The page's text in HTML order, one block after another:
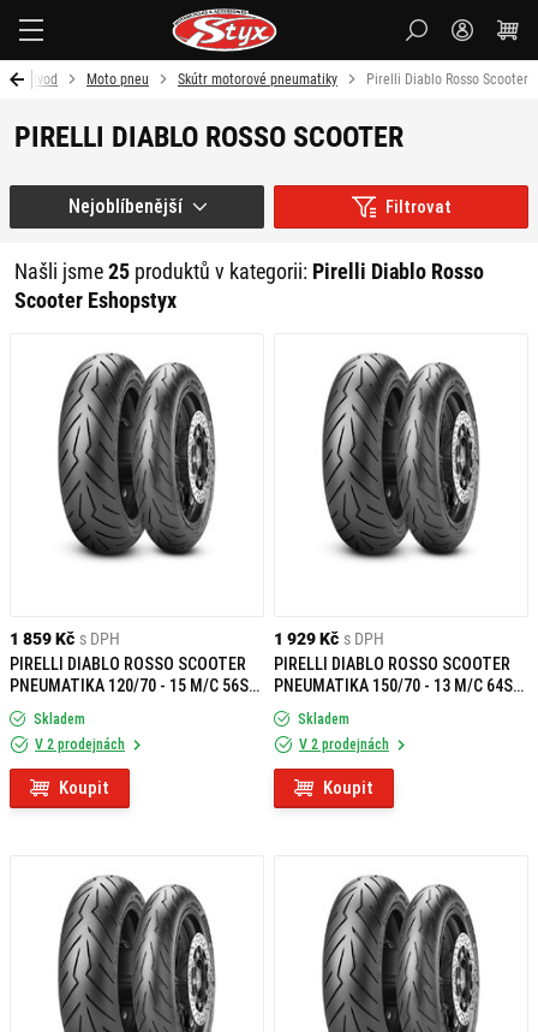
Úvod Moto pneu Skútr motorové pneumatiky Pirelli Diablo Rosso Scooter
PIRELLI DIABLO ROSSO SCOOTER
Filtrovat
Našli jsme25 produktů v kategorii: Pirelli Diablo Rosso
Scooter Eshopstyx
Nejoblíbenější
1 859 Kč s DPH
PIRELLI DIABLO ROSSO SCOOTER
PNEUMATIKA 120/70 - 15 M/C 56S
TL F
Skladem
V 2 prodejnách
Koupit
1 929 Kč s DPH
PIRELLI DIABLO ROSSO SCOOTER
PNEUMATIKA 150/70 - 13 M/C 64S
TL R
Skladem
V 2 prodejnách
Koupit